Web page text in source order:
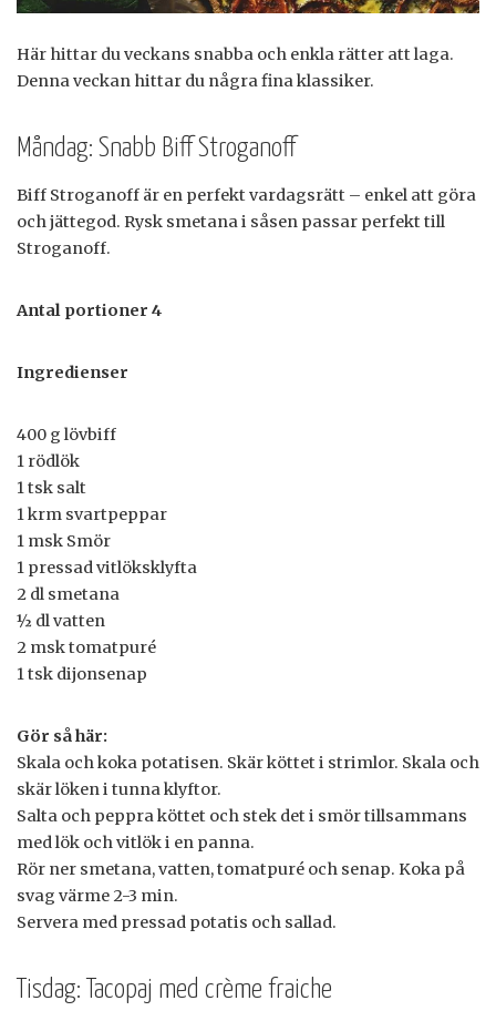
Här hittar du veckans snabba och enkla rätter att laga.
Denna veckan hittar du några fina klassiker.
Måndag: Snabb Biff Stroganoff
Biff Stroganoff är en perfekt vardagsrätt – enkel att göra
och jättegod. Rysk smetana i såsen passar perfekt till
Stroganoff.
Antal portioner 4
Ingredienser
400 g lövbiff
1 rödlök
1 tsk salt
1 krm svartpeppar
1 msk Smör
1 pressad vitlöksklyfta
2 dl smetana
½ dl vatten
2 msk tomatpuré
1 tsk dijonsenap
Gör så här:
Skala och koka potatisen. Skär köttet i strimlor. Skala och
skär löken i tunna klyftor.
Salta och peppra köttet och stek det i smör tillsammans
med lök och vitlök i en panna.
Rör ner smetana, vatten, tomatpuré och senap. Koka på
svag värme 2-3 min.
Servera med pressad potatis och sallad.
Tisdag: Tacopaj med crème fraiche